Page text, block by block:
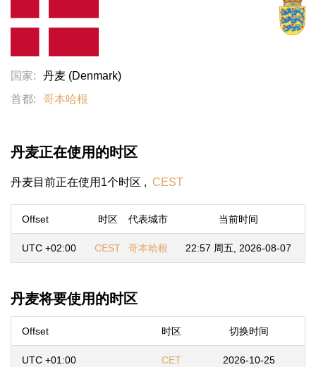
国家:
丹麦 (Denmark)
首都:
哥本哈根
丹麦正在使用的时区
丹麦目前正在使用1个时区 , CEST
Offset 时区 代表城市 当前时间
UTC +02:00 CEST 哥本哈根 22:57 周五, 2026-08-07
丹麦将要使用的时区
Offset 时区 切换时间
UTC +01:00 CET 2026-10-25